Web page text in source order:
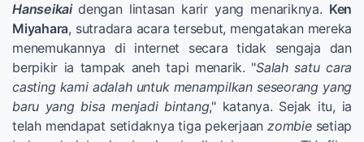
Hanseikai dengan lintasan karir yang menariknya. Ken
Miyahara, sutradara acara tersebut, mengatakan mereka
menemukannya di internet secara tidak sengaja dan
berpikir ia tampak aneh tapi menarik. "Salah satu cara
casting kami adalah untuk menampilkan seseorang yang
baru yang bisa menjadi bintang," katanya. Sejak itu, ia
telah mendapat setidaknya tiga pekerjaan zombiesetiap